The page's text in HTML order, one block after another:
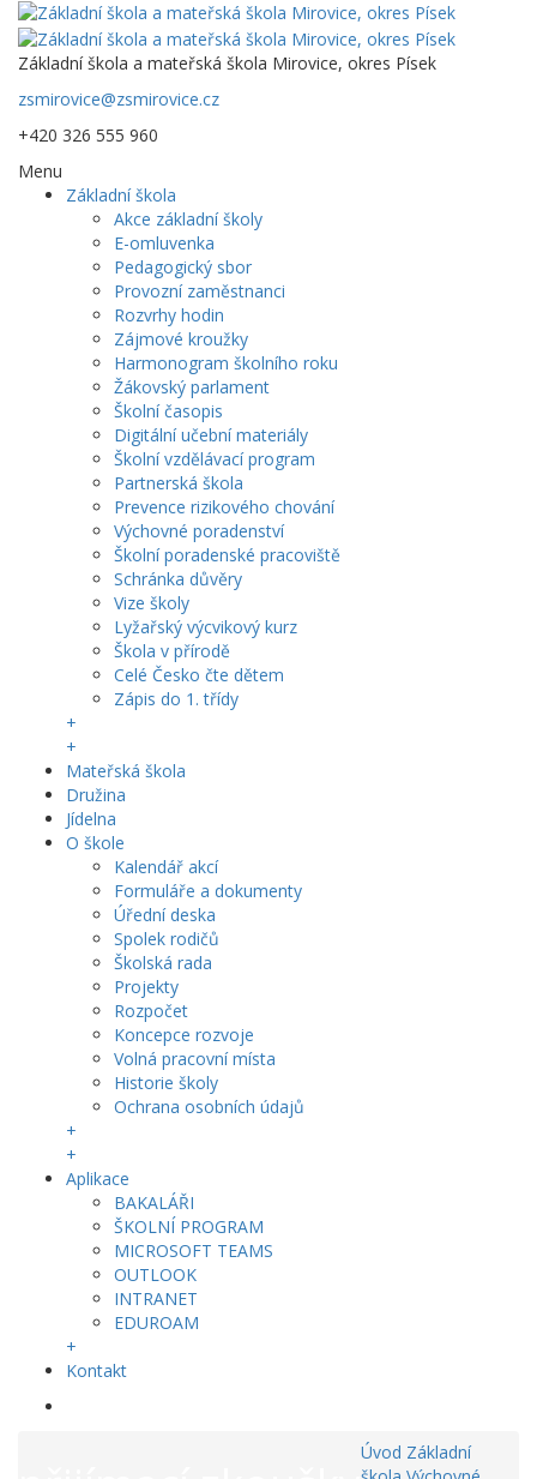
Základní škola a mateřská škola Mirovice, okres Písek
zsmirovice@zsmirovice.cz
+420 326 555 960
Menu
Základní škola
Akce základní školy
E-omluvenka
Pedagogický sbor
Provozní zaměstnanci
Rozvrhy hodin
Zájmové kroužky
Harmonogram školního roku
Žákovský parlament
Školní časopis
Digitální učební materiály
Školní vzdělávací program
Partnerská škola
Prevence rizikového chování
Výchovné poradenství
Školní poradenské pracoviště
Schránka důvěry
Vize školy
Lyžařský výcvikový kurz
Škola v přírodě
Celé Česko čte dětem
Zápis do 1. třídy
+
+
Mateřská škola
Družina
Jídelna
O škole
Kalendář akcí
Formuláře a dokumenty
Úřední deska
Spolek rodičů
Školská rada
Projekty
Rozpočet
Koncepce rozvoje
Volná pracovní místa
Historie školy
Ochrana osobních údajů
+
+
Aplikace
BAKALÁŘI
ŠKOLNÍ PROGRAM
MICROSOFT TEAMS
OUTLOOK
INTRANET
EDUROAM
+
Kontakt
Úvod Základní